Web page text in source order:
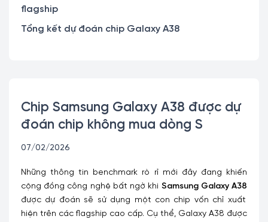
Chip Samsung Galaxy A38 được dự
đoán chip không mua dòng S
07/02/2026
Những thông tin benchmark rò rỉ mới đây đang khiến
cộng đồng công nghệ bất ngờ khi Samsung Galaxy A38
được dự đoán sẽ sử dụng một con chip vốn chỉ xuất
hiện trên các flagship cao cấp. Cụ thể, Galaxy A38 được
flagship
Tổng kết dự đoán chip Galaxy A38